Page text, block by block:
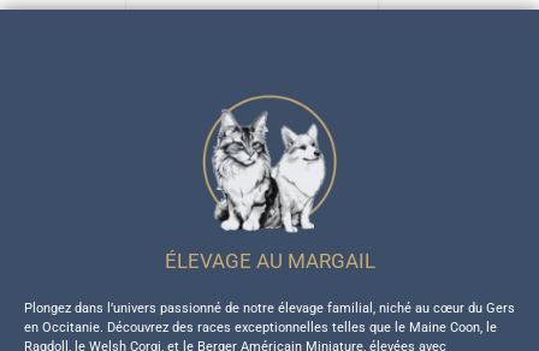
ÉLEVAGE AU MARGAIL
Plongez dans l’univers passionné de notre élevage familial, niché au cœur du Gers
en Occitanie. Découvrez des races exceptionnelles telles que le Maine Coon, le
Ragdoll, le Welsh Corgi, et le Berger Américain Miniature, élevées avec